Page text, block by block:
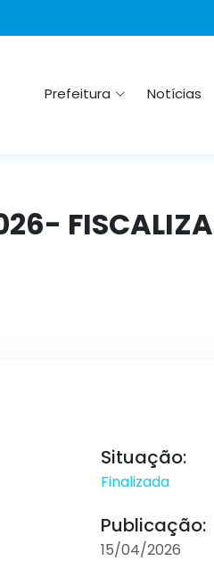
Prefeitura Notícias
Situação:
Finalizada
Publicação:
15/04/2026